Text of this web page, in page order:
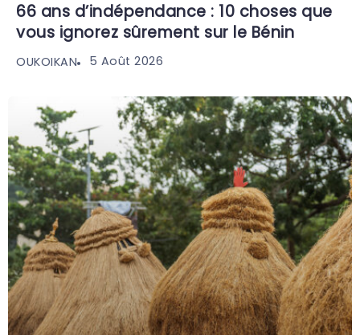
66 ans d’indépendance : 10 choses que
vous ignorez sûrement sur le Bénin
OUKOIKAN 5 Août 2026